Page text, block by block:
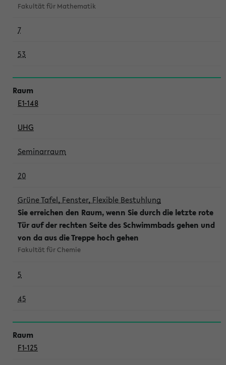
Fakultät für Mathematik
7
53
E1-148
UHG
Seminarraum
20
Grüne Tafel, Fenster, Flexible Bestuhlung
Sie erreichen den Raum, wenn Sie durch die letzte rote
Tür auf der rechten Seite des Schwimmbads gehen und
von da aus die Treppe hoch gehen
Fakultät für Chemie
5
45
F1-125